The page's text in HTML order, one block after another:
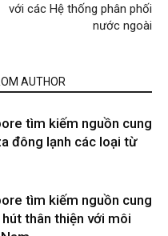
với các Hệ thống phân phối
nước ngoài
AUTHOR
tìm kiếm nguồn cung
đông lạnh các loại từ
tìm kiếm nguồn cung
thân thiện với môi